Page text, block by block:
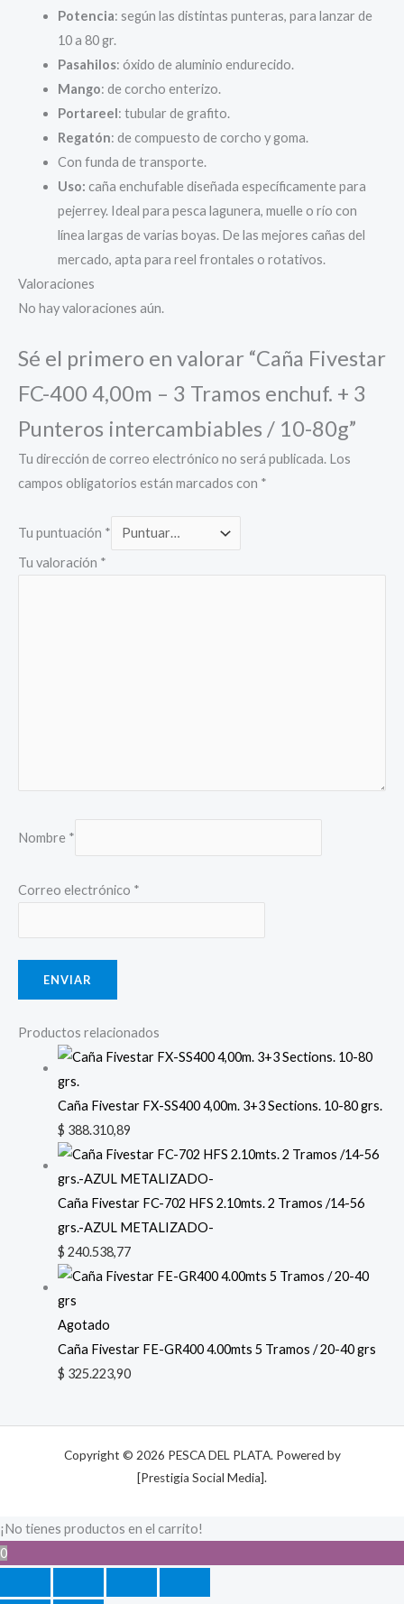
Potencia: según las distintas punteras, para lanzar de
10 a 80 gr.
Pasahilos: óxido de aluminio endurecido.
Mango: de corcho enterizo.
Portareel: tubular de grafito.
Regatón: de compuesto de corcho y goma.
Con funda de transporte.
Uso: caña enchufable diseñada específicamente para
pejerrey. Ideal para pesca lagunera, muelle o río con
línea largas de varias boyas. De las mejores cañas del
mercado, apta para reel frontales o rotativos.
Valoraciones
No hay valoraciones aún.
Sé el primero en valorar “Caña Fivestar
FC-400 4,00m – 3 Tramos enchuf. + 3
Punteros intercambiables / 10-80g”
Tu dirección de correo electrónico no será publicada. Los
campos obligatorios están marcados con *
Tu puntuación *
Tu valoración *
Nombre *
Correo electrónico *
Productos relacionados
Caña Fivestar FX-SS400 4,00m. 3+3 Sections. 10-80 grs.
$ 388.310,89
Caña Fivestar FC-702 HFS 2.10mts. 2 Tramos /14-56
grs.-AZUL METALIZADO-
$ 240.538,77
Agotado
Caña Fivestar FE-GR400 4.00mts 5 Tramos / 20-40 grs
$ 325.223,90
Copyright © 2026 PESCA DEL PLATA. Powered by
[Prestigia Social Media].
¡No tienes productos en el carrito!
0